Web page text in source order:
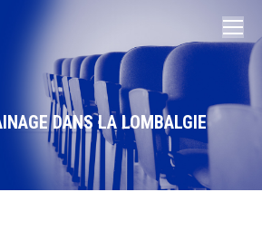
DANS LA LOMBALGIE
Vous êtes ici :